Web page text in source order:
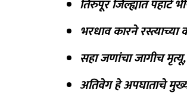
तिरुपूर जिल्ह्यात पहाटे
भरधाव कारने
सहा जणांचा जागीच
अतिवेग हे अपघाताचे